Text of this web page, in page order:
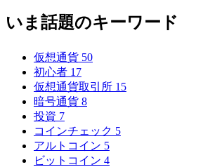
いま話題のキーワード
仮想通貨 50
初心者 17
仮想通貨取引所 15
暗号通貨 8
投資 7
コインチェック 5
アルトコイン 5
ビットコイン 4